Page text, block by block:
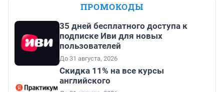
ПРОМОКОДЫ
35 дней бесплатного доступа к
подписке Иви для новых
пользователей
До 31 августа, 2026
Скидка 11% на все курсы
английского